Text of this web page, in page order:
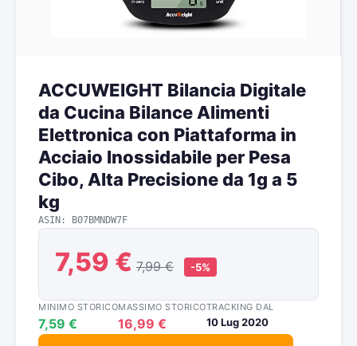
ACCUWEIGHT Bilancia Digitale
da Cucina Bilance Alimenti
Elettronica con Piattaforma in
Acciaio Inossidabile per Pesa
Cibo, Alta Precisione da 1g a 5
kg
ASIN: B07BMNDW7F
7,59 € 7,99 € -5%
MINIMO STORICO
7,59 €
MASSIMO STORICO
16,99 €
TRACKING DAL
10 Lug 2020